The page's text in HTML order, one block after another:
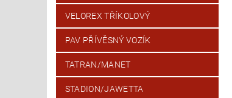
VELOREX TŘÍKOLOVÝ
PAV PŘÍVĚSNÝ VOZÍK
TATRAN/MANET
STADION/JAWETTA